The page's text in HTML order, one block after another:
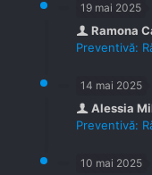
19 mai 2025
Ramona
Preventivă:
14 mai 2025
Alessia
Preventivă:
10 mai 2025